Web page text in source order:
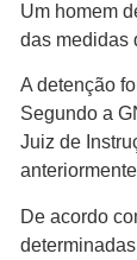
Um homem
das medidas
A detenção
Segundo a
Juiz de
De acordo